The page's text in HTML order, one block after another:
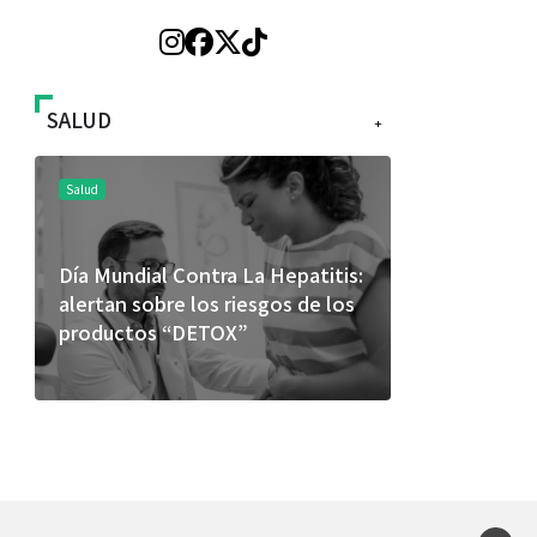
+
SALUD
Salud
Día Mundial Contra La Hepatitis:
alertan sobre los riesgos de los
productos “DETOX”